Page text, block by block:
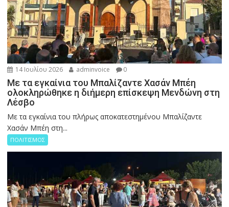
14 Ιουλίου 2026 adminvoice 0
Με τα εγκαίνια του Μπαλίζαντε Χασάν Μπέη
ολοκληρώθηκε η διήμερη επίσκεψη Μενδώνη στη
Λέσβο
Με τα εγκαίνια του πλήρως αποκατεστημένου Μπαλίζαντε
Χασάν Μπέη στη...
ΠΟΛΙΤΙΣΜΟΣ